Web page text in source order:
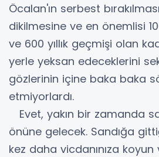
Öcalan'ın serbest
dikilmesine ve en önemlisi
ve 600 yıllık geçmişi olan
yerle yeksan edeceklerini
gözlerinin içine baka baka
etmiyorlardı.
Evet, yakın bir zamanda
önüne gelecek. Sandığa
kez daha vicdanınıza koyun